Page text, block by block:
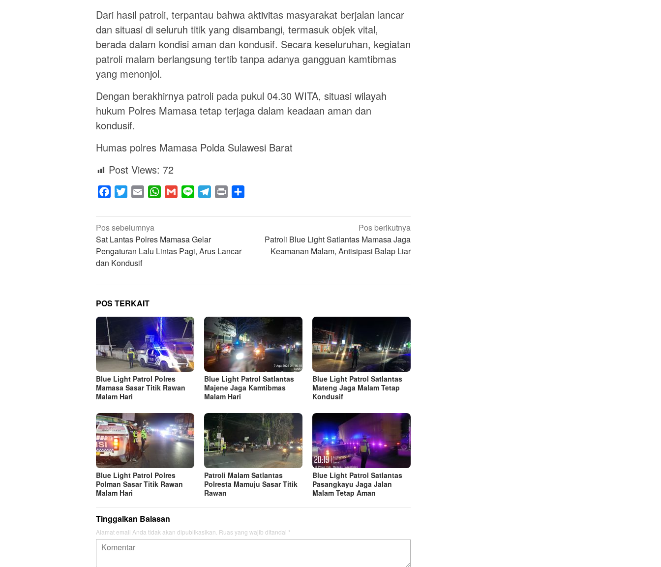
Dari hasil patroli, terpantau bahwa aktivitas masyarakat berjalan lancar
dan situasi di seluruh titik yang disambangi, termasuk objek vital,
berada dalam kondisi aman dan kondusif. Secara keseluruhan, kegiatan
patroli malam berlangsung tertib tanpa adanya gangguan kamtibmas
yang menonjol.
Dengan berakhirnya patroli pada pukul 04.30 WITA, situasi wilayah
hukum Polres Mamasa tetap terjaga dalam keadaan aman dan
kondusif.
Humas polres Mamasa Polda Sulawesi Barat
Post Views: 72
Facebook
Twitter Email WhatsApp
Gmail Line Telegram
Print
Navigasi
pos
Pos sebelumnya
Sat Lantas Polres Mamasa Gelar
Pengaturan Lalu Lintas Pagi, Arus Lancar
dan Kondusif
Pos berikutnya
Patroli Blue Light Satlantas Mamasa Jaga
Keamanan Malam, Antisipasi Balap Liar
POS TERKAIT
Blue Light Patrol Polres
Mamasa Sasar Titik Rawan
Malam Hari
Blue Light Patrol Satlantas
Majene Jaga Kamtibmas
Malam Hari
Blue Light Patrol Satlantas
Mateng Jaga Malam Tetap
Kondusif
Blue Light Patrol Polres
Polman Sasar Titik Rawan
Malam Hari
Patroli Malam Satlantas
Polresta Mamuju Sasar Titik
Rawan
Blue Light Patrol Satlantas
Pasangkayu Jaga Jalan
Malam Tetap Aman
Tinggalkan Balasan
Alamat email Anda tidak akan dipublikasikan. Ruas yang wajib ditandai *